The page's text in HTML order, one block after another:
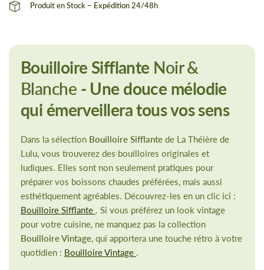
Produit en Stock – Expédition 24/48h
Bouilloire Sifflante Noir &
Blanche - Une douce mélodie
qui émerveillera tous vos sens
Dans la sélection Bouilloire Sifflante de La Théière de
Lulu, vous trouverez des bouilloires originales et
ludiques. Elles sont non seulement pratiques pour
préparer vos boissons chaudes préférées, mais aussi
esthétiquement agréables. Découvrez-les en un clic ici :
Bouilloire Sifflante . Si vous préférez un look vintage
pour votre cuisine, ne manquez pas la collection
Bouilloire Vintage, qui apportera une touche rétro à votre
quotidien : Bouilloire Vintage .